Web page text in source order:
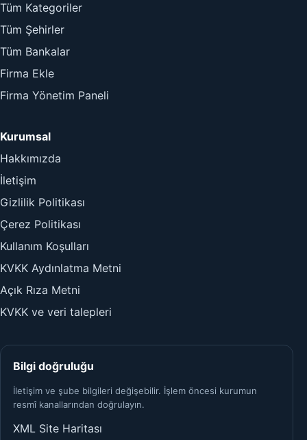
Tüm Kategoriler
Tüm Şehirler
Tüm Bankalar
Firma Ekle
Firma Yönetim Paneli
Kurumsal
Hakkımızda
İletişim
Gizlilik Politikası
Çerez Politikası
Kullanım Koşulları
KVKK Aydınlatma Metni
Açık Rıza Metni
KVKK ve veri talepleri
Bilgi doğruluğu
İletişim ve şube bilgileri değişebilir. İşlem öncesi kurumun
resmî kanallarından doğrulayın.
XML Site Haritası